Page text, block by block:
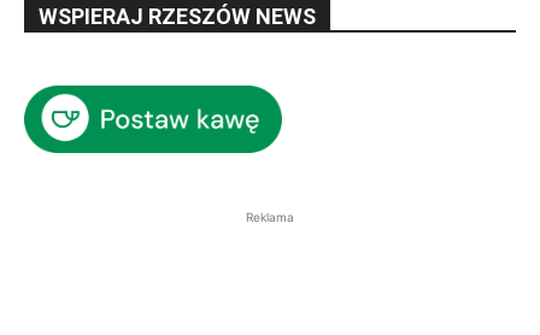
WSPIERAJ RZESZÓW NEWS
Reklama